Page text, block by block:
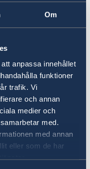
Om
anpassa innehållet
funktioner
trafik. Vi
och annan
medier och
med.
med annan
eller som de har
Santa Maria ,
och deras
Trio